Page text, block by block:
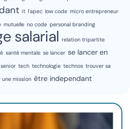
it l'apec low code micro entrepreneur
mutuelle no code personal branding
salarial relation tripartite
santé mentale se lancer se lancer en
senior tech technologie technos trouver sa
mission être independant